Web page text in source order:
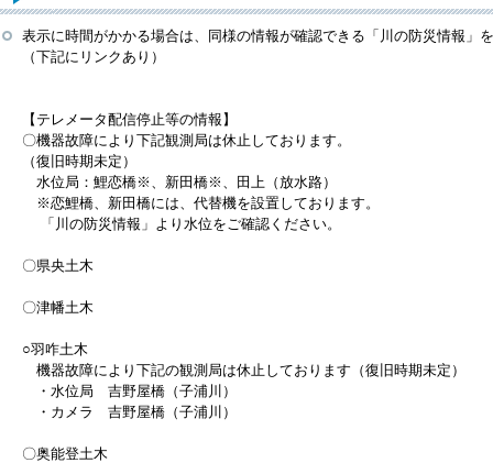
表示に時間がかかる場合は、同様の情報が確認できる「川の防災情報」
（下記にリンクあり）
【テレメータ配信停止等の情報】
〇機器故障により下記観測局は休止しております。
（復旧時期未定）
水位局：鯉恋橋※、新田橋※、田上（放水路）
※恋鯉橋、新田橋には、代替機を設置しております。
「川の防災情報」より水位をご確認ください。
〇県央土木
〇津幡土木
○羽咋土木
機器故障により下記の観測局は休止しております（復旧時期未定）
・水位局 吉野屋橋（子浦川）
・カメラ 吉野屋橋（子浦川）
〇奥能登土木